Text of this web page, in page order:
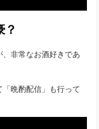
？
非常なお酒好きであ
晩酌配信」も行って